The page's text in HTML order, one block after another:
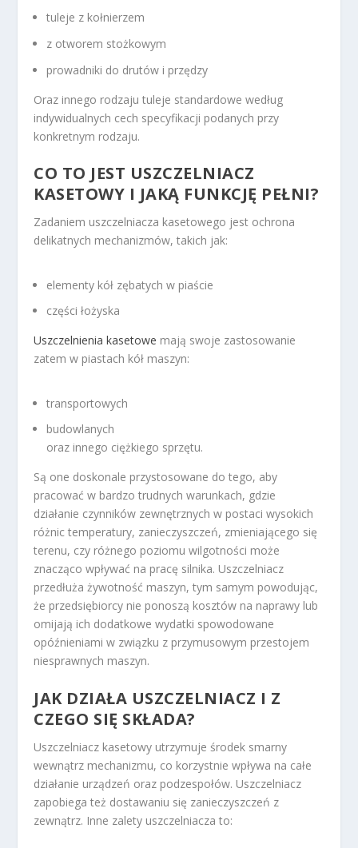
tuleje z kołnierzem
z otworem stożkowym
prowadniki do drutów i przędzy
Oraz innego rodzaju tuleje standardowe według
indywidualnych cech specyfikacji podanych przy
konkretnym rodzaju.
CO TO JEST USZCZELNIACZ
KASETOWY I JAKĄ FUNKCJĘ PEŁNI?
Zadaniem uszczelniacza kasetowego jest ochrona
delikatnych mechanizmów, takich jak:
elementy kół zębatych w piaście
części łożyska
Uszczelnienia kasetowe mają swoje zastosowanie
zatem w piastach kół maszyn:
transportowych
budowlanych
oraz innego ciężkiego sprzętu.
Są one doskonale przystosowane do tego, aby
pracować w bardzo trudnych warunkach, gdzie
działanie czynników zewnętrznych w postaci wysokich
różnic temperatury, zanieczyszczeń, zmieniającego się
terenu, czy różnego poziomu wilgotności może
znacząco wpływać na pracę silnika. Uszczelniacz
przedłuża żywotność maszyn, tym samym powodując,
że przedsiębiorcy nie ponoszą kosztów na naprawy lub
omijają ich dodatkowe wydatki spowodowane
opóźnieniami w związku z przymusowym przestojem
niesprawnych maszyn.
JAK DZIAŁA USZCZELNIACZ I Z
CZEGO SIĘ SKŁADA?
Uszczelniacz kasetowy utrzymuje środek smarny
wewnątrz mechanizmu, co korzystnie wpływa na całe
działanie urządzeń oraz podzespołów. Uszczelniacz
zapobiega też dostawaniu się zanieczyszczeń z
zewnątrz. Inne zalety uszczelniacza to: